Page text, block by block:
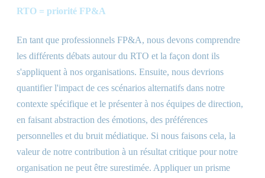
RTO = priorité FP&A
En tant que professionnels FP&A, nous devons comprendre
les différents débats autour du RTO et la façon dont ils
s'appliquent à nos organisations. Ensuite, nous devrions
quantifier l'impact de ces scénarios alternatifs dans notre
contexte spécifique et le présenter à nos équipes de direction,
en faisant abstraction des émotions, des préférences
personnelles et du bruit médiatique. Si nous faisons cela, la
valeur de notre contribution à un résultat critique pour notre
organisation ne peut être surestimée. Appliquer un prisme